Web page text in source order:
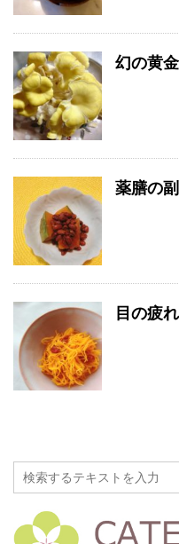
幻の黄
薬膳の
目の疲